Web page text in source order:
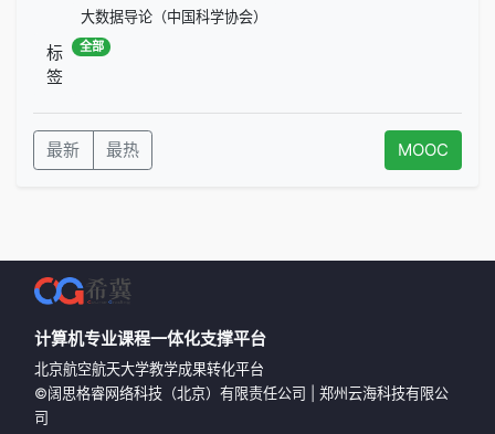
大数据导论（中国科学协会）
标
签
全部
最新 最热 MOOC
计算机专业课程一体化支撑平台
北京航空航天大学教学成果转化平台
©阔思格睿网络科技（北京）有限责任公司
郑州云海科技有限公
司